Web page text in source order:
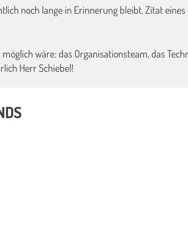
noch lange in Erinnerung bleibt. Zitat eines
wäre: das Organisationsteam, das
Herr Schiebel!